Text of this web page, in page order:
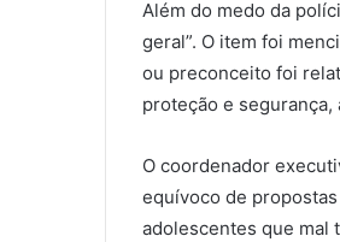
Além do medo da
geral”. O item foi
ou preconceito foi
proteção e segurança,
O coordenador
equívoco de
adolescentes que mal